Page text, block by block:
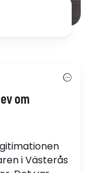
om
i Västerås